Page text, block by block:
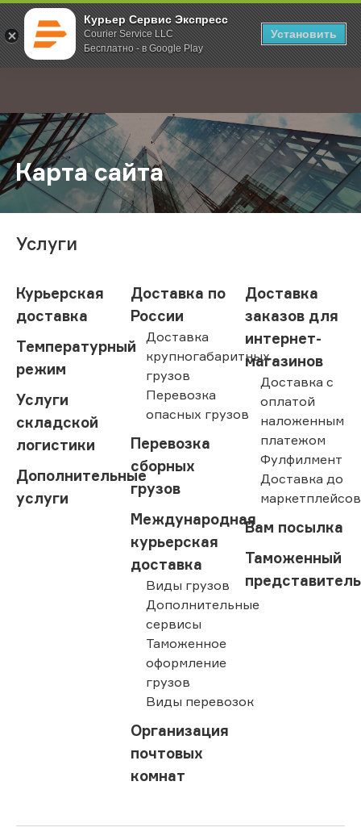
Курьер Сервис Экспресс
Courier Service LLC
Бесплатно - в Google Play
Установить
; Главная Карта сайта
Карта сайта
Услуги
Курьерская
доставка
Температурный
режим
Услуги
складской
логистики
Дополнительные
услуги
Доставка по
России
Доставка
крупногабаритных
грузов
Перевозка
опасных грузов
Перевозка
сборных
грузов
Международная
курьерская
доставка
Виды грузов
Дополнительные
сервисы
Таможенное
оформление
грузов
Виды перевозок
Организация
почтовых
комнат
Доставка
заказов для
интернет-
магазинов
Доставка с
оплатой
наложенным
платежом
Фулфилмент
Доставка до
маркетплейсов
Вам посылка
Таможенный
представитель